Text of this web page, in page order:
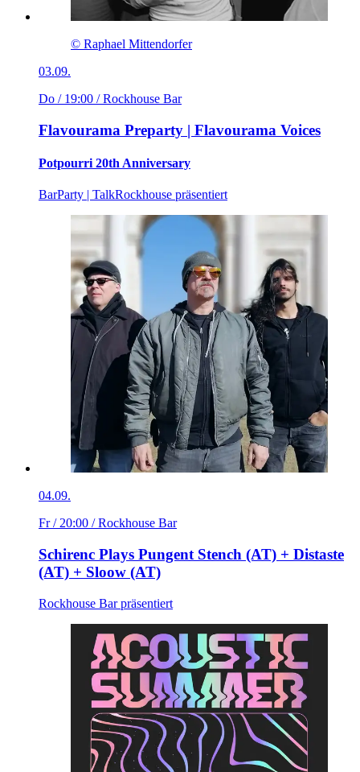
© Raphael Mittendorfer
03.09.
Do / 19:00 / Rockhouse Bar
Flavourama Preparty | Flavourama Voices
Potpourri 20th Anniversary
BarParty | TalkRockhouse präsentiert
04.09.
Fr / 20:00 / Rockhouse Bar
Schirenc Plays Pungent Stench (AT) + Distaste
(AT) + Sloow (AT)
Rockhouse Bar präsentiert